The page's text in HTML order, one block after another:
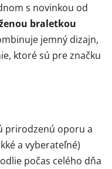
s novinkou od
braletkou
jemný dizajn,
ktoré sú pre značku
prirodzenú oporu a
a vyberateľné)
počas celého dňa